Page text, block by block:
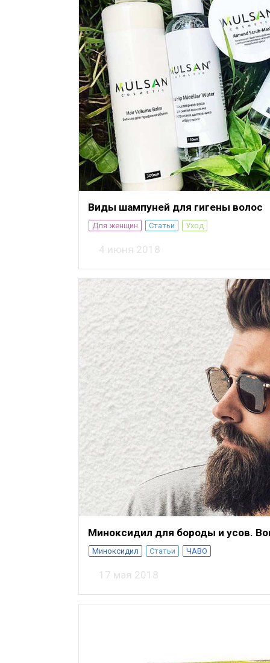
Виды шампуней для гигены волос
Для женщин Статьи Уход
4 июня 2018
Миноксидил для бороды и усов.
Миноксидил Статьи ЧАВО
17 мая 2018